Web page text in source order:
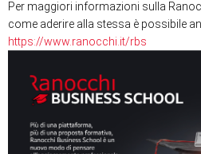
Per maggiori informazioni sulla
come aderire alla stessa è possibile
https://www.ranocchi.it/rbs